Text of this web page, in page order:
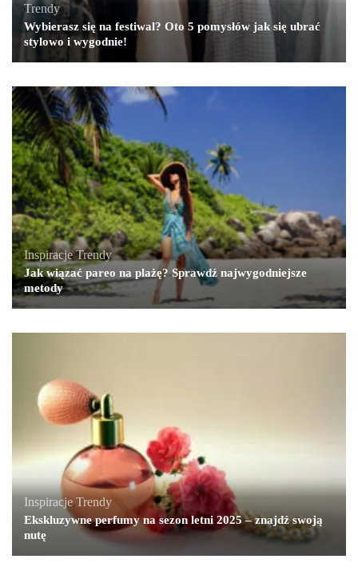
Trendy
Wybierasz się na festiwal? Oto 5 pomysłów jak się ubrać
stylowo i wygodnie!
Inspiracje,Trendy
Jak wiązać pareo na plażę? Sprawdź najwygodniejsze
metody
Inspiracje,Trendy
Ekskluzywne perfumy na sezon letni 2025 – znajdź swoją
nutę